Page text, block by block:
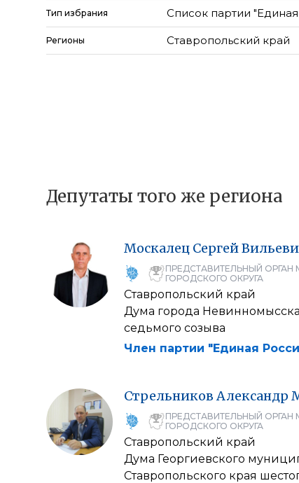
Тип избрания Список партии
Регионы Ставропольский край
Депутаты того же региона
Москалец Сергей
ПРЕДСТАВИТЕЛЬНЫЙ
ГОРОДСКОГО ОКРУГА
Ставропольский край
Дума города
седьмого созыва
Член партии "Единая
Стрельников Александр
ПРЕДСТАВИТЕЛЬНЫЙ
ГОРОДСКОГО ОКРУГА
Ставропольский край
Дума Георгиевского
Ставропольского края